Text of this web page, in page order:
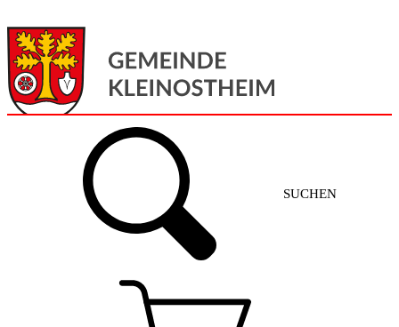
SUCHEN
Gemeinde + Service